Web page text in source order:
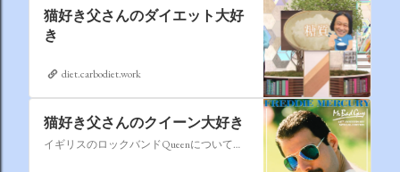
猫好き父さんのダイエット大好
き
diet.carbodiet.work
猫好き父さんのクイーン大好き
イギリスのロックバンドQueenについての情報をアップします。